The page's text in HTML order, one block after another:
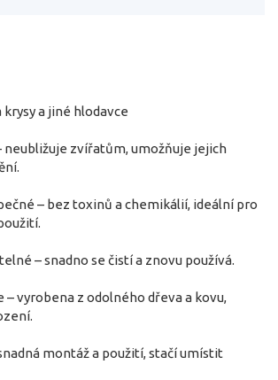
a jiné hlodavce
neubližuje zvířatům, umožňuje jejich
– bez toxinů a chemikálií, ideální pro
– snadno se čistí a znovu používá.
– vyrobena z odolného dřeva a kovu,
montáž a použití, stačí umístit